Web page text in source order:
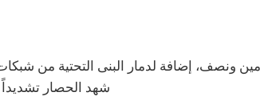
ونصف، إضافة لدمار البنى التحتية من شبكات
شهد الحصار تشديداً